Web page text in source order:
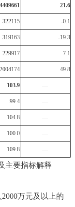
4409661 21.6
322115 -0.1
319163 -19.3
229917 7.1
2004174 49.8
103.9 —
99.4 —
104.8 —
100.0 —
109.8 —
要指标解释
万元及以上的